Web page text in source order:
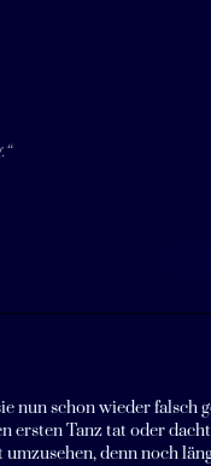
nun schon wieder falsch
ersten Tanz tat oder
denn noch